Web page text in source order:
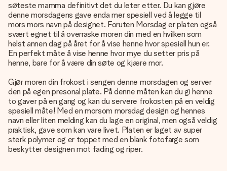
søteste mamma definitivt det du leter etter. Du kan gjøre
denne morsdagens gave enda mer spesiell ved å legge til
mors mors navn på designet. Foruten Morsdag er platen også
svært egnet til å overraske moren din med en hvilken som
helst annen dag på året for å vise henne hvor spesiell hun er.
En perfekt måte å vise henne hvor mye du setter pris på
henne, bare for å være din søte og kjære mor.
Gjør moren din frokost i sengen denne morsdagen og server
den på egen presonal plate. På denne måten kan du gi henne
to gaver på en gang og kan du servere frokosten på en veldig
spesiell måte! Med en morsom morsdag design og hennes
navn eller liten melding kan du lage en original, men også veldig
praktisk, gave som kan vare livet. Platen er laget av super
sterk polymer og er toppet med en blank fotofarge som
beskytter designen mot fading og riper.